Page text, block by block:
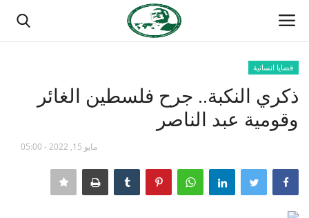
الصفحة الرئيسية
مدرسة الطليعة الوطنية
قضايا انسانية
ذكري النكبة.. جرح فلسطين الغائر
وقومية عبد الناصر
مايو 15, 2022 - 05:00